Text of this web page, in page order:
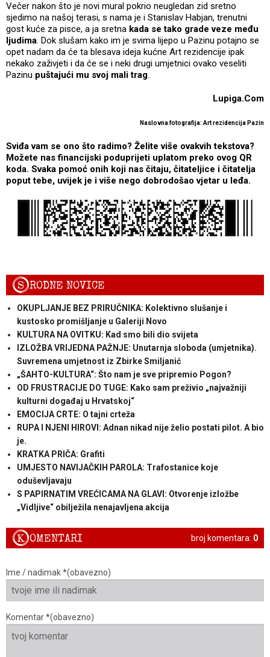
Večer nakon što je novi mural pokrio neugledan zid sretno
sjedimo na našoj terasi, s nama je i Stanislav Habjan, trenutni
gost kuće za pisce, a ja sretna kada se tako grade veze među
ljudima. Dok slušam kako im je svima lijepo u Pazinu potajno se
opet nadam da će ta blesava ideja kućne Art rezidencije ipak
nekako zaživjeti i da će se i neki drugi umjetnici ovako veseliti
Pazinu puštajući mu svoj mali trag.
Lupiga.Com
Naslovna fotografija: Art rezidencija Pazin
Sviđa vam se ono što radimo? Želite više ovakvih tekstova?
Možete nas financijski poduprijeti uplatom preko ovog QR
koda. Svaka pomoć onih koji nas čitaju, čitateljice i čitatelja
poput tebe, uvijek je i više nego dobrodošao vjetar u leđa.
SRODNE NOVICE
OKUPLJANJE BEZ PRIRUČNIKA: Kolektivno slušanje i
kustosko promišljanje u Galeriji Novo
KULTURA NA OVITKU: Kad smo bili dio svijeta
IZLOŽBA VRIJEDNA PAŽNJE: Unutarnja sloboda (umjetnika).
Suvremena umjetnost iz Zbirke Smiljanić
„ŠAHTO-KULTURA“: Što nam je sve pripremio Pogon?
OD FRUSTRACIJE DO TUGE: Kako sam preživio „najvažniji
kulturni događaj u Hrvatskoj“
EMOCIJA CRTE: O tajni crteža
RUPA I NJENI HIROVI: Adnan nikad nije želio postati pilot. A bio
je.
KRATKA PRIČA: Grafiti
UMJESTO NAVIJAČKIH PAROLA: Trafostanice koje
oduševljavaju
S PAPIRNATIM VREĆICAMA NA GLAVI: Otvorenje izložbe
„Vidljive“ obilježila nenajavljena akcija
broj komentara: 0
KOMENTARI
Ime / nadimak *(obavezno)
Komentar *(obavezno)